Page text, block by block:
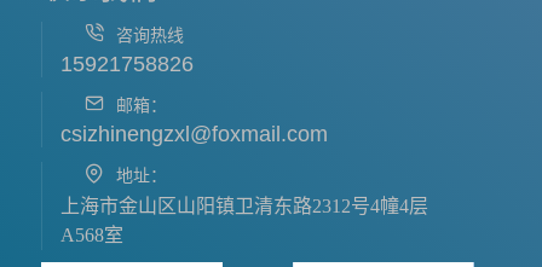
咨询热线
15921758826
邮箱：
csizhinengzxl@foxmail.com
地址：
上海市金山区山阳镇卫清东路2312号4幢4层
A568室